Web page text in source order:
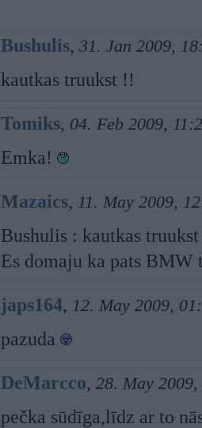
Bushulis, 31. Jan 2009,
kautkas truukst !!
Tomiks, 04. Feb 2009,
Emka!
Mazaics, 11. May 2009,
Bushulis : kautkas
Es domaju ka pats
japs164, 12. May 2009,
pazuda
DeMarcco, 28. May
pečka sūdīga,līdz ar to